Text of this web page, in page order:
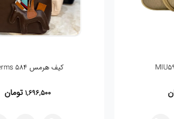
تومان
کیف مجلسی سایز بزرگ
1,450,000تومان